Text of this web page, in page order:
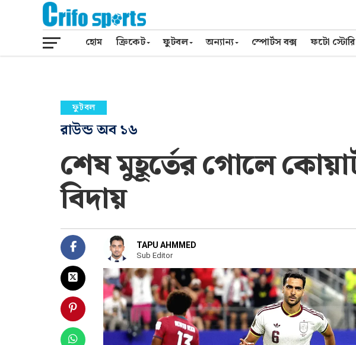
হোম ক্রিকেট ফুটবল অন্যান্য স্পোর্টস বক্স ফটো স্টোরি
ফুটবল
রাউন্ড অব ১৬
শেষ মুহূর্তের গোলে
বিদায়
TAPU AHMMED
Sub Editor